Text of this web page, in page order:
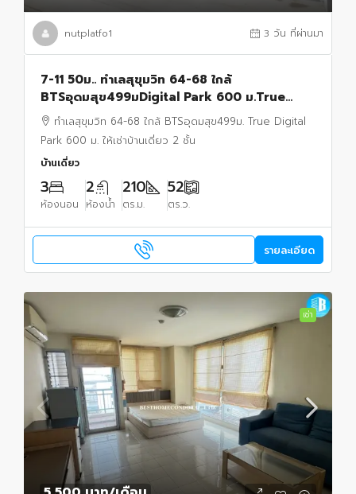
nutplatfo1 3 วัน ที่ผ่านมา
7-11 50ม.. ทำเลสุขุมวิท 64-68 ใกล้
BTSอุดมสุข499มDigital Park 600 ม.True
52ตร.วา 210 ตร.ม.ให้เช่าบ้านเดี่ยว 2 ชั้น
ทำเลสุขุมวิท 64-68 ใกล้ BTSอุดมสุข499ม. True Digital
Park 600 ม. ให้เช่าบ้านเดี่ยว 2 ชั้น
บ้านเดี่ยว
3
ห้องนอน
2
ห้องน้ำ
210
ตร.ม.
52
ตร.ว.
รายละเอียด
เช่า